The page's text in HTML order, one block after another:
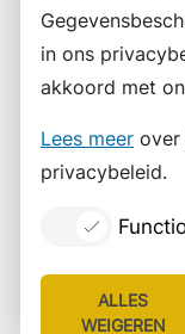
in ons
akkoord met
Lees meer over
privacybeleid.
ALLES
WEIGEREN